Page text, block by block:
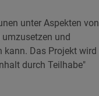
unter Aspekten von
und
kann. Das Projekt wird
durch Teilhabe"